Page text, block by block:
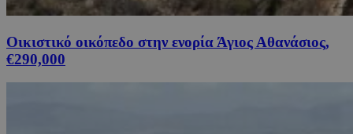
Οικιστικό οικόπεδο στην ενορία Άγιος Αθανάσιος,
€290,000